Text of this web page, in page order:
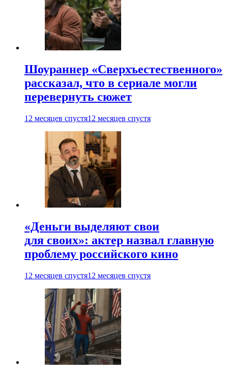
Шоураннер «Сверхъестественного»
рассказал, что в сериале могли
перевернуть сюжет
12 месяцев спустя12 месяцев спустя
«Деньги выделяют свои
для своих»: актер назвал главную
проблему российского кино
12 месяцев спустя12 месяцев спустя